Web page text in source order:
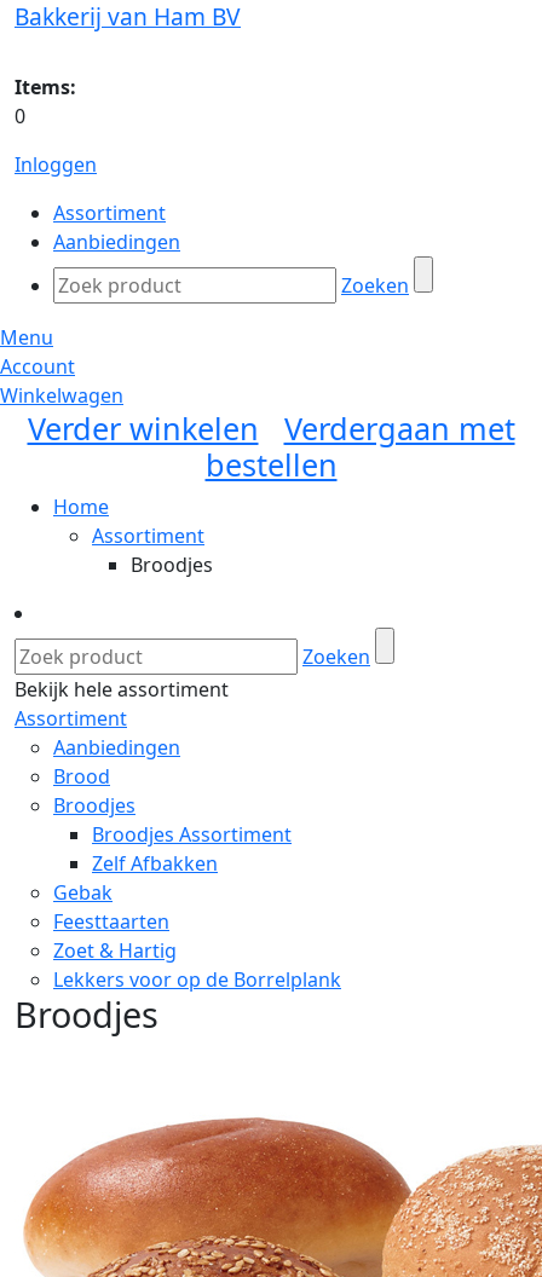
Bakkerij van Ham BV
Items:
0
Inloggen
Assortiment
Aanbiedingen
Zoeken
Menu
Account
Winkelwagen
Verder winkelen
Verdergaan met
bestellen
Home
Assortiment
Broodjes
Zoeken
Bekijk hele assortiment
Assortiment
Aanbiedingen
Brood
Broodjes
Broodjes Assortiment
Zelf Afbakken
Gebak
Feesttaarten
Zoet & Hartig
Lekkers voor op de Borrelplank
Broodjes